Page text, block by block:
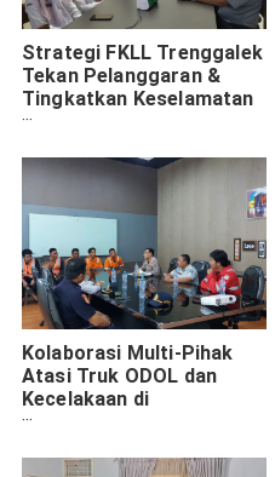
Strategi FKLL Trenggalek
Tekan Pelanggaran &
Tingkatkan Keselamatan
Jalan
Kolaborasi Multi-Pihak
Atasi Truk ODOL dan
Kecelakaan di
Probolinggo